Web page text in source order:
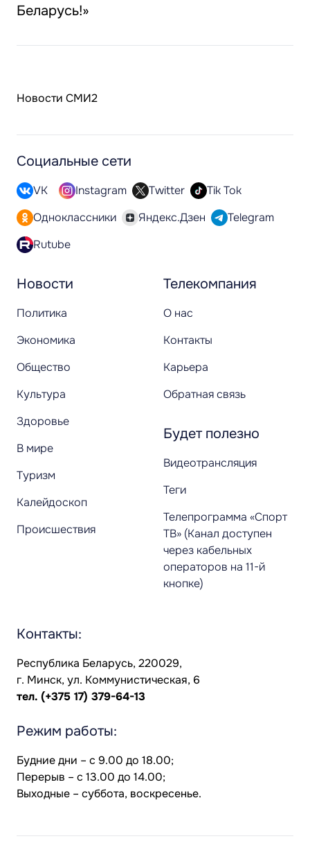
Беларусь!»
Новости СМИ2
Новости
Политика
Экономика
Общество
Культура
Здоровье
В мире
Туризм
Калейдоскоп
Происшествия
Телекомпания
О нас
Контакты
Карьера
Обратная связь
Будет полезно
Видеотрансляция
Теги
Телепрограмма «Спорт
ТВ» (Канал доступен
через кабельных
операторов на 11-й
кнопке)
Социальные сети
VK Instagram Twitter
Tik Tok
Одноклассники
Яндекс.Дзен
Telegram
Rutube
Контакты:
Республика Беларусь, 220029,
г. Минск, ул. Коммунистическая, 6
тел. (+375 17) 379-64-13
Режим работы:
Будние дни – с 9.00 до 18.00;
Перерыв – с 13.00 до 14.00;
Выходные – суббота, воскресенье.